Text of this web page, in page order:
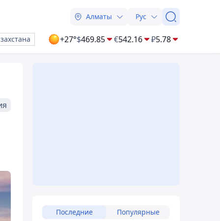
Алматы Рус
+27°$469.85 €542.16 ₽5.78
Последние Популярные